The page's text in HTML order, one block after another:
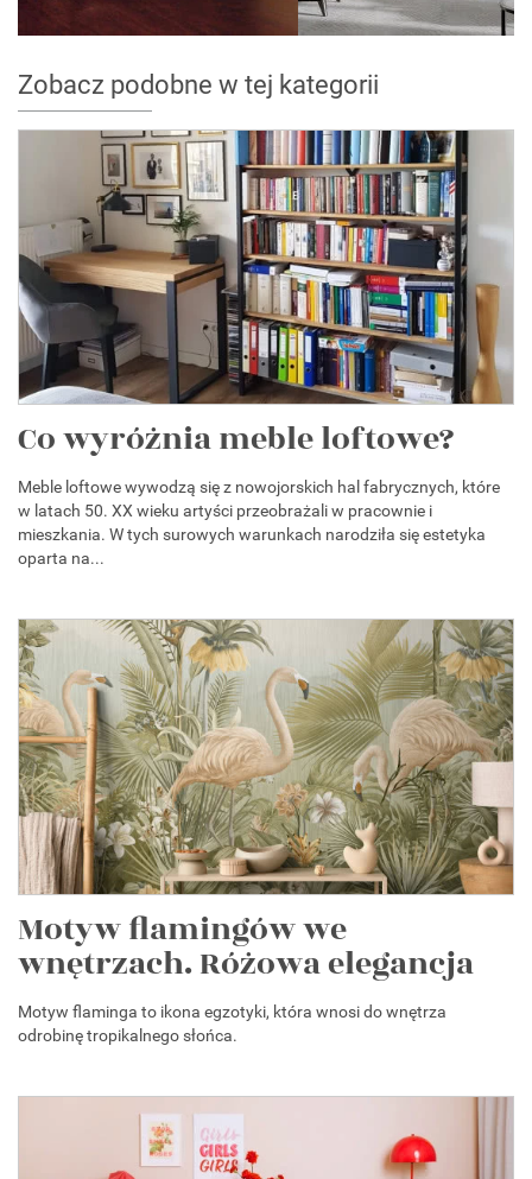
Zobacz podobne w tej kategorii
Co wyróżnia meble loftowe?
Meble loftowe wywodzą się z nowojorskich hal fabrycznych, które
w latach 50. XX wieku artyści przeobrażali w pracownie i
mieszkania. W tych surowych warunkach narodziła się estetyka
oparta na...
Motyw flamingów we
wnętrzach. Różowa elegancja
Motyw flaminga to ikona egzotyki, która wnosi do wnętrza
odrobinę tropikalnego słońca.